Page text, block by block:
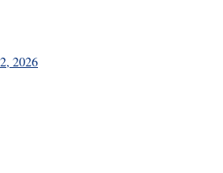
2026